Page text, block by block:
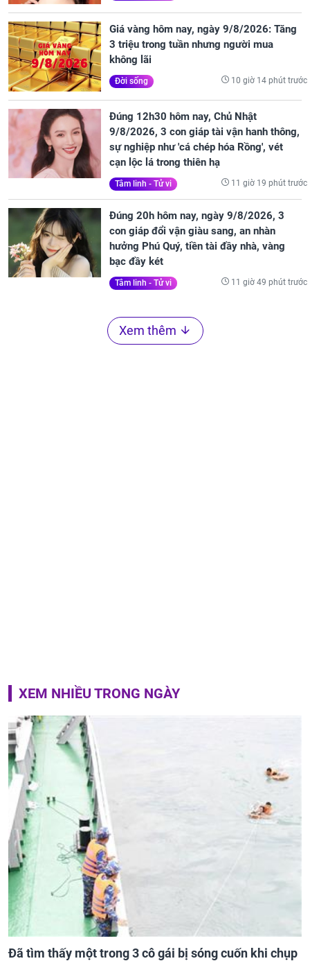
Giá vàng hôm nay, ngày 9/8/2026: Tăng
3 triệu trong tuần nhưng người mua
không lãi
Đời sống 10 giờ 14 phút trước
Đúng 12h30 hôm nay, Chủ Nhật
9/8/2026, 3 con giáp tài vận hanh thông,
sự nghiệp như 'cá chép hóa Rồng', vét
cạn lộc lá trong thiên hạ
Tâm linh - Tử vi 11 giờ 19 phút trước
Đúng 20h hôm nay, ngày 9/8/2026, 3
con giáp đổi vận giàu sang, an nhàn
hưởng Phú Quý, tiền tài đầy nhà, vàng
bạc đầy két
Tâm linh - Tử vi 11 giờ 49 phút trước
Xem thêm
XEM NHIỀU TRONG NGÀY
Đã tìm thấy một trong 3 cô gái bị sóng cuốn khi chụp